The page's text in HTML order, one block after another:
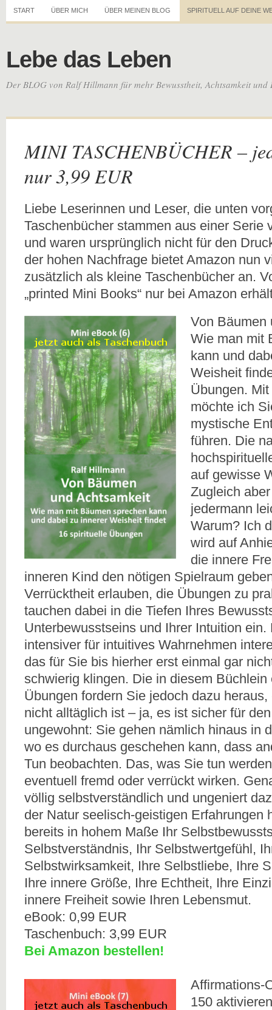
START ÜBER MICH ÜBER MEINEN BLOG SPIRITUELL AUF DEINE
Lebe das Leben
Der BLOG von Ralf Hillmann für mehr Bewusstheit, Achtsamkeit und
MINI TASCHENBÜCHER –
nur 3,99 EUR
Liebe Leserinnen und Leser, die unten
Taschenbücher stammen aus einer Serie
und waren ursprünglich nicht für den
der hohen Nachfrage bietet Amazon nun
zusätzlich als kleine Taschenbücher an.
„printed Mini Books“ nur bei Amazon
Von Bäumen
Wie man mit
kann und
Weisheit
Übungen.
möchte ich
mystische
führen. Die
auf gewisse
Zugleich
jedermann
Warum? Ich
wird auf
die innere
inneren Kind den nötigen Spielraum
Verrücktheit erlauben, die Übungen zu
tauchen dabei in die Tiefen Ihres
Unterbewusstseins und Ihrer Intuition
intensiver für intuitives Wahrnehmen
das für Sie bis hierher erst einmal gar
schwierig klingen. Die in diesem Büchlein
Übungen fordern Sie jedoch dazu
nicht alltäglich ist – ja, es ist sicher für
ungewohnt: Sie gehen nämlich hinaus in
wo es durchaus geschehen kann, dass
Tun beobachten. Das, was Sie tun
eventuell fremd oder verrückt wirken.
völlig selbstverständlich und ungeniert
der Natur seelisch-geistigen Erfahrungen
bereits in hohem Maße Ihr
Selbstverständnis, Ihr Selbstwertgefühl,
Selbstwirksamkeit, Ihre Selbstliebe, Ihre
Ihre innere Größe, Ihre Echtheit, Ihre
innere Freiheit sowie Ihren Lebensmut.
eBook: 0,99 EUR
Taschenbuch: 3,99 EUR
Bei Amazon bestellen!
Affirmations-
150